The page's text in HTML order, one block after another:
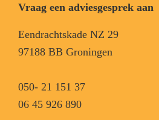
Vraag een adviesgesprek aan
Eendrachtskade NZ 29
97188 BB Groningen
050- 21 151 37
06 45 926 890